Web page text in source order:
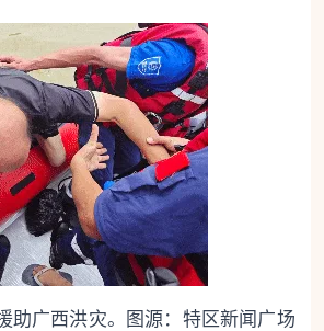
助广西洪灾。图源：特区新闻广场